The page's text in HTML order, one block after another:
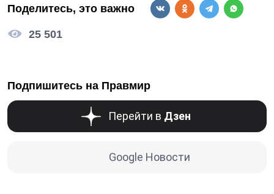
Поделитесь, это важно
25 501
Подпишитесь на Правмир
Перейти в Дзен
Google Новости